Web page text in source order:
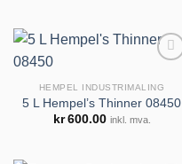
Legg til
HEMPEL INDUSTRIMALING
5 L Hempel’s Thinner 08450
kr 600.00 inkl. mva.